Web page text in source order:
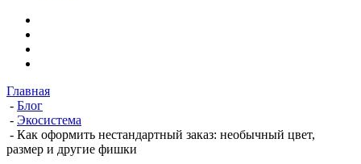
Главная
- Блог
- Экосистема
- Как оформить нестандартный заказ: необычный цвет,
размер и другие фишки